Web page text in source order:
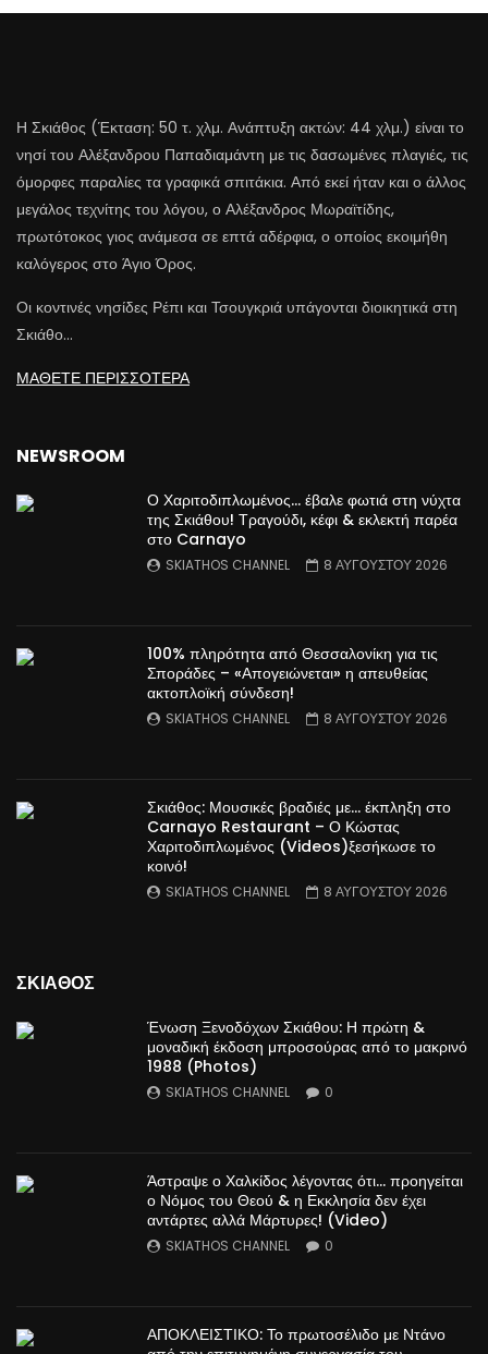
Η Σκιάθος (Έκταση: 50 τ. χλμ. Ανάπτυξη ακτών: 44 χλμ.) είναι το
νησί του Αλέξανδρου Παπαδιαμάντη με τις δασωμένες πλαγιές, τις
όμορφες παραλίες τα γραφικά σπιτάκια. Από εκεί ήταν και ο άλλος
μεγάλος τεχνίτης του λόγου, ο Αλέξανδρος Μωραϊτίδης,
πρωτότοκος γιος ανάμεσα σε επτά αδέρφια, ο οποίος εκοιμήθη
καλόγερος στο Άγιο Όρος.
Οι κοντινές νησίδες Ρέπι και Τσουγκριά υπάγονται διοικητικά στη
Σκιάθο…
ΜΑΘΕΤΕ ΠΕΡΙΣΣΟΤΕΡΑ
NEWSROOM
Ο Χαριτοδιπλωμένος… έβαλε φωτιά στη νύχτα
της Σκιάθου! Τραγούδι, κέφι & εκλεκτή παρέα
στο Carnayo
SKIATHOS CHANNEL 8 ΑΥΓΟΎΣΤΟΥ 2026
100% πληρότητα από Θεσσαλονίκη για τις
Σποράδες – «Απογειώνεται» η απευθείας
ακτοπλοϊκή σύνδεση!
SKIATHOS CHANNEL 8 ΑΥΓΟΎΣΤΟΥ 2026
Σκιάθος: Μουσικές βραδιές με… έκπληξη στο
Carnayo Restaurant – Ο Κώστας
Χαριτοδιπλωμένος (Videos)ξεσήκωσε το
κοινό!
SKIATHOS CHANNEL 8 ΑΥΓΟΎΣΤΟΥ 2026
ΣΚΙΑΘΟΣ
Ένωση Ξενοδόχων Σκιάθου: Η πρώτη &
μοναδική έκδοση μπροσούρας από το μακρινό
1988 (Photos)
SKIATHOS CHANNEL 0
Άστραψε ο Χαλκίδος λέγοντας ότι… προηγείται
ο Νόμος του Θεού & η Εκκλησία δεν έχει
αντάρτες αλλά Μάρτυρες! (Video)
SKIATHOS CHANNEL 0
ΑΠΟΚΛΕΙΣΤΙΚΟ: Το πρωτοσέλιδο με Ντάνο